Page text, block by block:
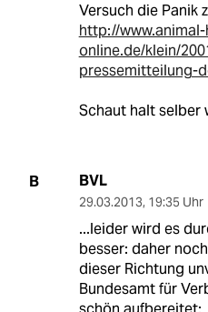
Versuch die Panik
http://
online.de/klein/
pressemitteilung-
Schaut halt selber
B BVL
29.03.2013, 19:35 Uhr
...leider wird es
besser: daher
dieser Richtung
Bundesamt für